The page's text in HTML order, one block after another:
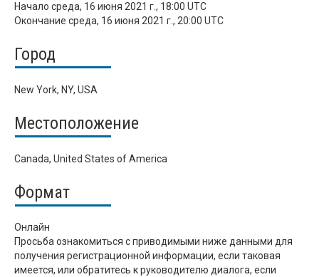
Начало среда, 16 июня 2021 г., 18:00 UTC
Окончание среда, 16 июня 2021 г., 20:00 UTC
Город
New York, NY, USA
Местоположение
Canada, United States of America
Формат
Онлайн
Просьба ознакомиться с приводимыми ниже данными для
получения регистрационной информации, если таковая
имеется, или обратитесь к руководителю диалога, если